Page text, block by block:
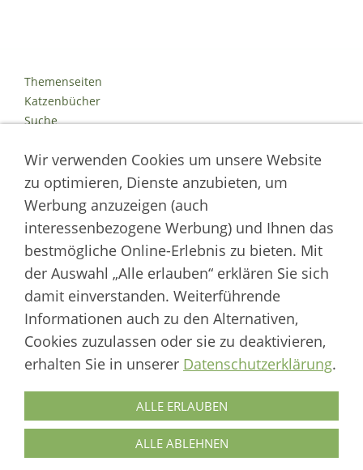
Themenseiten
Katzenbücher
Suche
Impressum
Datenschutz
Cookies
Autor der Welt der Katzen
___________________
Fortpflanzung von Hauskatzen und Wildkatzenarten
Artikel werden regelmäßig aktualisiert und neue Forschungsergebnisse
berücksichtigt.
Autor & Redaktion: Marcus Skupin · Katzenforschung | Katzenwissen |
Katzenhaltung
© 1999–2026 Welt der Katzen – Alle Rechte vorbehalten
Wir verwenden Cookies um unsere Website
zu optimieren, Dienste anzubieten, um
Werbung anzuzeigen (auch
interessenbezogene Werbung) und Ihnen das
bestmögliche Online-Erlebnis zu bieten. Mit
der Auswahl „Alle erlauben“ erklären Sie sich
damit einverstanden. Weiterführende
Informationen auch zu den Alternativen,
Cookies zuzulassen oder sie zu deaktivieren,
erhalten Sie in unserer Datenschutzerklärung.
ALLE ERLAUBEN
ALLE ABLEHNEN